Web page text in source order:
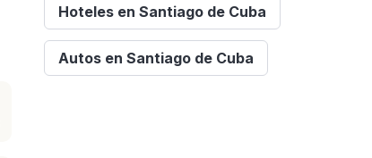
Hoteles en Santiago de Cuba
Autos en Santiago de Cuba